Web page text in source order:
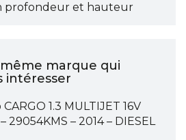
profondeur et hauteur
marque qui
intéresser
1.3 MULTIJET 16V
29054KMS – 2014 – DIESEL